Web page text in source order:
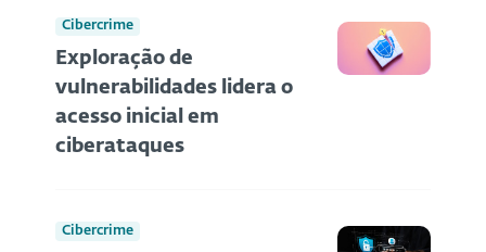
Cibercrime
Exploração de
vulnerabilidades lidera o
acesso inicial em
ciberataques
Cibercrime